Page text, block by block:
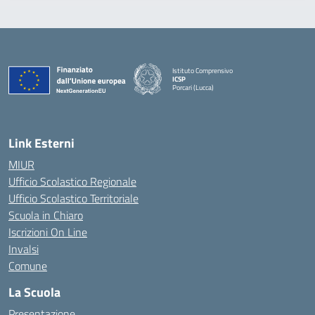
Istituto Comprensivo
ICSP
Porcari (Lucca)
Link Esterni
MIUR
Ufficio Scolastico Regionale
Ufficio Scolastico Territoriale
Scuola in Chiaro
Iscrizioni On Line
Invalsi
Comune
La Scuola